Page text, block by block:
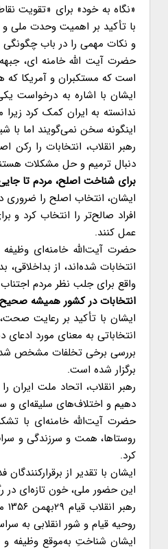
«نگاه به خود» برای «تقویت
و نکات مهمی را در باب چگونگی
حضرت آیت الله خامنه ای،
است که مستکبران و آمریکا که
ایشان با اشاره به درخواست
ندانسته به ایران کمک کرد
اینگونه سخن نمی‌گویند اما با
رهبر انقلاب، انتخابات را
دنبال ترمیم و حل مشکلات
برای شناخت اصلح، مردم تا
ایشان، انتخاب اصلح را ضروری
افراد صالح‌تر را انتخاب کرد و
عمل کنند.
حضرت آیت‌الله خامنه‌ای وظیفه
انتخابات شده‌اند، از
واقع برای جلب نظر مردم
انتخابات در کشور همیشه
ایشان با تأکید بر رعایت
انتخاباتی به معنای مورد
بررسی برخی تخلفات مشخص شد
برگزار شده است.
رهبر انقلاب، اتحاد ملت ایران
دهیم و اختلاف‌های سلیقه‌ای و
کرد.
ایشان با تقدیر از
این حضور ملی، خون تازه‌ای
روحیه قیام و شور انقلابی به سراسر کشور،